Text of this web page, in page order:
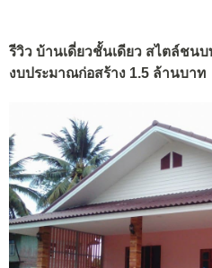
รีวิว บ้านเดี่ยวชั้นเดียว สไตล์ชน
งบประมาณก่อสร้าง 1.5 ล้านบาท